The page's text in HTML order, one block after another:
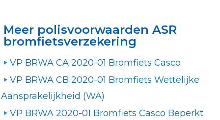
Meer polisvoorwaarden ASR
bromfietsverzekering
VP BRWA CA 2020-01 Bromfiets Casco
VP BRWA CB 2020-01 Bromfiets Wettelijke
Aansprakelijkheid (WA)
VP BRWA 2020-01 Bromfiets Casco Beperkt